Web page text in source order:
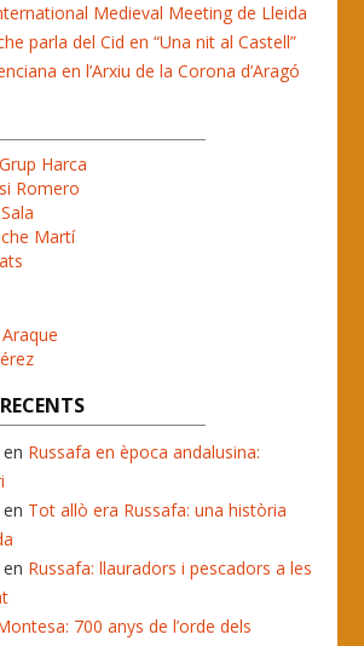
Medieval Meeting de Lleida
parla del Cid en “Una nit al Castell”
en l’Arxiu de la Corona d’Aragó
Harca
Romero
Martí
en Russafa en època andalusina:
en Tot allò era Russafa: una història
en Russafa: llauradors i pescadors a les
700 anys de l’orde dels